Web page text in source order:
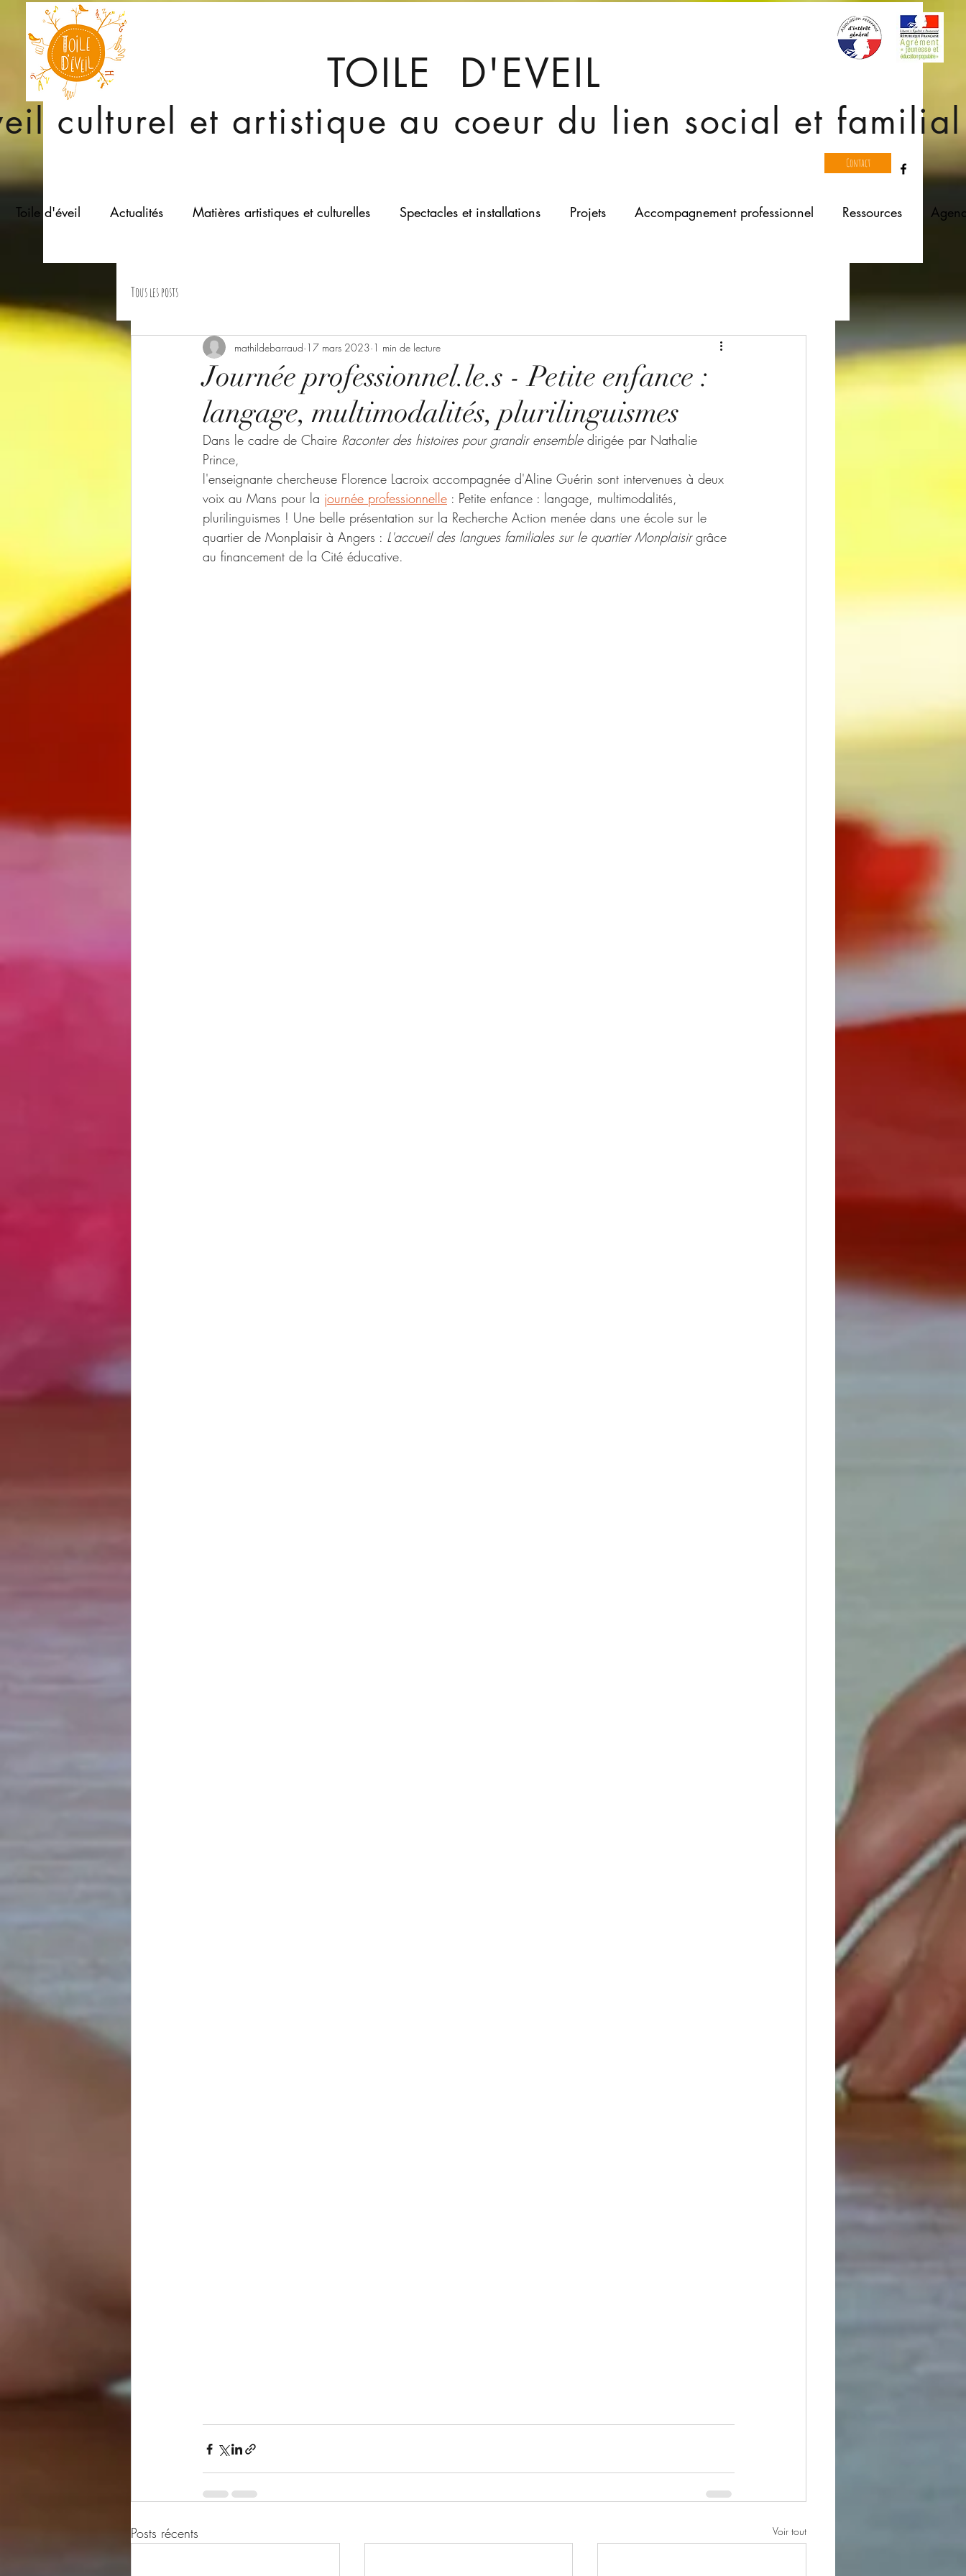
TOILE D'EVEIL
culturel et artistique au coeur du lien social et familial
Contact
Toile d'éveil Actualités Matières artistiques et culturelles Spectacles et installations Projets Accompagnement professionnel Ressources
Tous les posts
Journée professionnel.le.s - Petite enfance :
langage, multimodalités, plurilinguismes
mathildebarraud 17 mars 2023 1 min de lecture
Dans le cadre de Chaire Raconter des histoires pour grandir ensemble dirigée par Nathalie
Prince,
l'enseignante chercheuse Florence Lacroix accompagnée d'Aline Guérin sont intervenues à deux
voix au Mans pour la journée professionnelle : Petite enfance : langage, multimodalités,
plurilinguismes ! Une belle présentation sur la Recherche Action menée dans une école sur le
quartier de Monplaisir à Angers : L'accueil des langues familiales sur le quartier Monplaisir grâce
au financement de la Cité éducative.
Posts récents Voir tout